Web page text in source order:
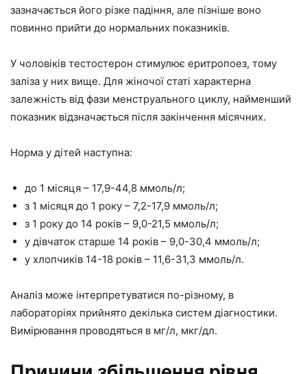
зазначається його різке падіння, але пізніше воно
повинно прийти до нормальних показників.
У чоловіків тестостерон стимулює еритропоез, тому
заліза у них вище. Для жіночої статі характерна
залежність від фази менструального циклу, найменший
показник відзначається після закінчення місячних.
Норма у дітей наступна:
до 1 місяця – 17,9-44,8 ммоль/л;
з 1 місяця до 1 року – 7,2-17,9 ммоль/л;
з 1 року до 14 років – 9,0-21,5 ммоль/л;
у дівчаток старше 14 років – 9,0-30,4 ммоль/л;
у хлопчиків 14-18 років – 11,6-31,3 ммоль/л.
Аналіз може інтерпретуватися по-різному, в
лабораторіях прийнято декілька систем діагностики.
Вимірювання проводяться в мг/л, мкг/дл.